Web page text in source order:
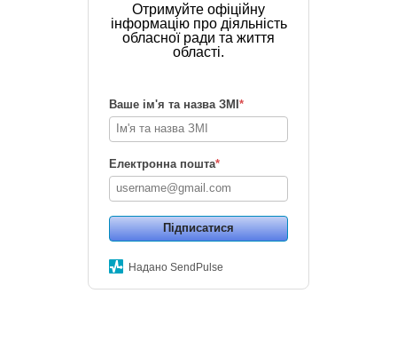
Отримуйте офіційну
інформацію про діяльність
обласної ради та життя
області.
Ваше ім'я та назва ЗМІ*
Електронна пошта*
Підписатися
Надано SendPulse